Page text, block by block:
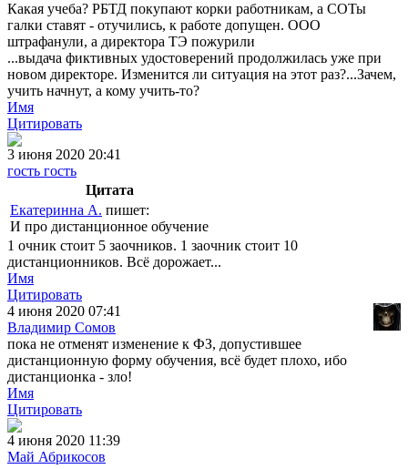
Какая учеба? РБТД покупают корки работникам, а СОТы
галки ставят - отучились, к работе допущен. ООО
штрафанули, а директора ТЭ пожурили
...выдача фиктивных удостоверений продолжилась уже при
новом директоре. Изменится ли ситуация на этот раз?...Зачем,
учить начнут, а кому учить-то?
Имя
Цитировать
3 июня 2020 20:41
гость гость
Цитата
Екатеринна А. пишет:
И про дистанционное обучение
1 очник стоит 5 заочников. 1 заочник стоит 10
дистанционников. Всё дорожает...
Имя
Цитировать
4 июня 2020 07:41
Владимир Сомов
пока не отменят изменение к ФЗ, допустившее
дистанционную форму обучения, всё будет плохо, ибо
дистанционка - зло!
Имя
Цитировать
4 июня 2020 11:39
Май Абрикосов